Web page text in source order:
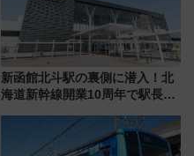
新函館北斗駅の裏側に潜入！北
海道新幹線開業10周年で駅長
ト 参加方法や体験内容を紹介